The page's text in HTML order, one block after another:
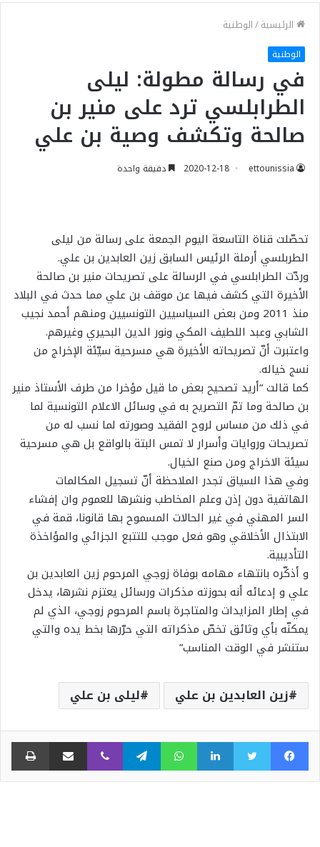
الرئيسية/الوطنية
الوطنية
في رسالة مطولة: ليلى
الطرابلسي ترد على منير بن
صالحة وتكشف وصية بن علي
ettounissia
2020-12-18 دقيقة واحدة
تحصّلت قناة التاسعة اليوم الجمعة على رسالة من ليلى
الطربلسي أرملة الرئيس السابق زين العابدين بن علي.
وردّت الطرابلسي في الرسالة على تصريحات منير بن صالحة
الأخيرة التي كشف فيها عن موقف بن علي مما حدث في البلاد
منذ 2011 ومن بعض السياسيين التونسيين ومنهم أحمد نجيب
الشابي وعبد اللطيف المكي ونور الدين البحيري وغيرهم.
واعتبرت أنّ تصريحاته الأخيرة هي مسرحية سيّئة الإخراج من
نسج خياله.
كما قالت “أريد تصحيح بعض ما قيل مؤخرا من طرف الأستاذ منير
بن صالحة وما تمّ التصريح به في وسائل الاعلام التونسية لما
في ذلك من مساس لروح الفقيد وصورته لما نسب له من
تصريحات وروايات وأسرار لا تمس البتة بالواقع بل هي مسرحية
سيئة الاخراج ومن صنع الخيال.
وفي هذا السياق تجدر الملاحظة أنّ تسجيل المكالمات
الهاتفية دون إذن وعلم المخاطب ونشرها للعموم وان إفشاء
السر المهني في غير الحالات المسموح بها قانونا، قمة في
الابتذال الأخلاقي وهو فعل موجب للتتبع الجزائي والمؤاخذة
التأديبية.
و أذكّره بانتهاء مهامه بوفاة زوجي المرحوم زين العابدين بن
علي و إدعائه أنه بحوزته مذكرات ورسائل يعتزم نشرها، يدخل
في إطار المزايدات والمتاجرة باسم المرحوم زوجي، الذي لم
يمكنّه بأي وثائق تخصّ مذكراته التي حرّرها بخط يده والتي
ستنشر في الوقت المناسب”
زين العابدين بن علي ليلى بن علي
فيسبوك تويتر لينكدإن واتساب تيلقرام ڤايبر مشاركة عبر البريد